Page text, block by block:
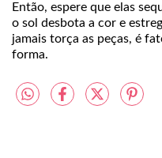
Então, espere que elas
o sol desbota a cor e
jamais torça as peças, é
forma.